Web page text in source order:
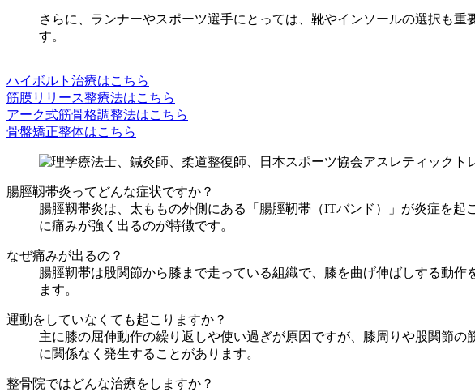
さらに、ランナーやスポーツ選手にとっては、靴やインソールの選択も
す。
ハイボルト治療はこちら
筋膜リリース整療法はこちら
アーク式筋骨格調整法はこちら
骨盤矯正整体はこちら
腸脛靱帯炎ってどんな症状ですか？
腸脛靱帯炎は、太ももの外側にある「腸脛靭帯（ITバンド）」が炎症を
に痛みが強く出るのが特徴です。
なぜ痛みが出るの？
腸脛靭帯は股関節から膝まで走っている組織で、膝を曲げ伸ばしする動
ます。
運動をしていなくても起こりますか？
主に膝の屈伸動作の繰り返しや使い過ぎが原因ですが、膝周りや股関節
に関係なく発生することがあります。
整骨院ではどんな治療をしますか？